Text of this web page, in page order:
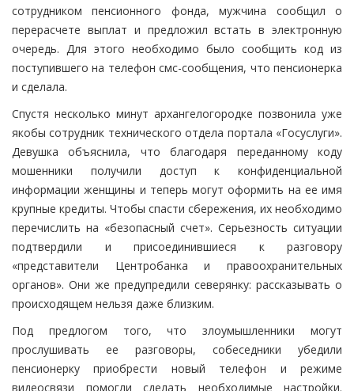
сотрудником пенсионного фонда, мужчина сообщил о
перерасчете выплат и предложил встать в электронную
очередь. Для этого необходимо было сообщить код из
поступившего на телефон смс-сообщения, что пенсионерка
и сделала.
Спустя несколько минут архангелогородке позвонила уже
якобы сотрудник технического отдела портала «Госуслуги».
Девушка объяснила, что благодаря переданному коду
мошенники получили доступ к конфиденциальной
информации женщины и теперь могут оформить на ее имя
крупные кредиты. Чтобы спасти сбережения, их необходимо
перечислить на «безопасный счет». Серьезность ситуации
подтвердили и присоединившиеся к разговору
«представители Центробанка и правоохранительных
органов». Они же предупредили северянку: рассказывать о
происходящем нельзя даже близким.
Под предлогом того, что злоумышленники могут
прослушивать ее разговоры, собеседники убедили
пенсионерку приобрести новый телефон и режиме
видеосвязи помогли сделать необходимые настройки.